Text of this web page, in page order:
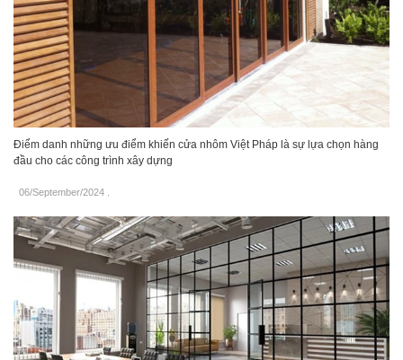
Điểm danh những ưu điểm khiến cửa nhôm Việt Pháp là sự lựa chọn hàng
đầu cho các công trình xây dựng
06/September/2024